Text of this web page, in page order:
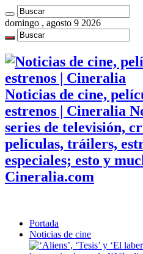
domingo , agosto 9 2026
Noticias de cine,
estrenos | Cineralia
series de televisión,
películas, tráilers,
especiales; esto y
Cineralia.com
Portada
Noticias de cine